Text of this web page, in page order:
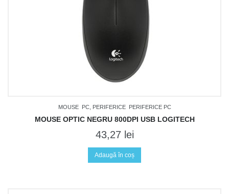
MOUSE PC, PERIFERICE PERIFERICE PC
MOUSE OPTIC NEGRU 800DPI USB LOGITECH
43,27 lei
Adaugă în coș